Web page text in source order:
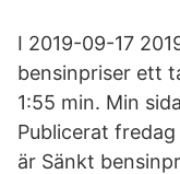
I 2019-09-17
bensinpriser ett
1:55 min. Min
Publicerat
är Sänkt